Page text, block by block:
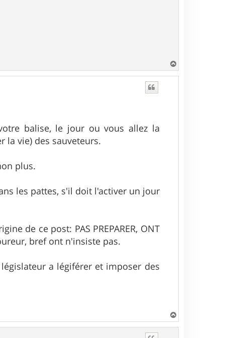
a
balise, le jour ou vous allez la
la vie) des sauveteurs.
plus.
les pattes, s'il doit l'activer un jour
de ce post: PAS PREPARER, ONT
bref ont n'insiste pas.
a légiférer et imposer des
a